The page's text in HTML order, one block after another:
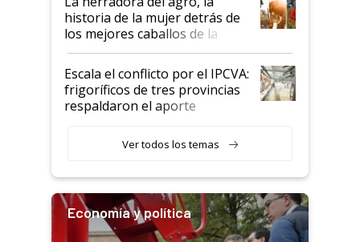
historia de la mujer detrás de
los mejores caballos de la
Argentina y los mitos que
todavía hacen sufrir a estos
animales: "Mientras me
descalificaban, yo seguí
haciendo currículum"
Escala el conflicto por el IPCVA:
frigoríficos de tres provincias
respaldaron el aporte
Ver todos los temas
Economía y política